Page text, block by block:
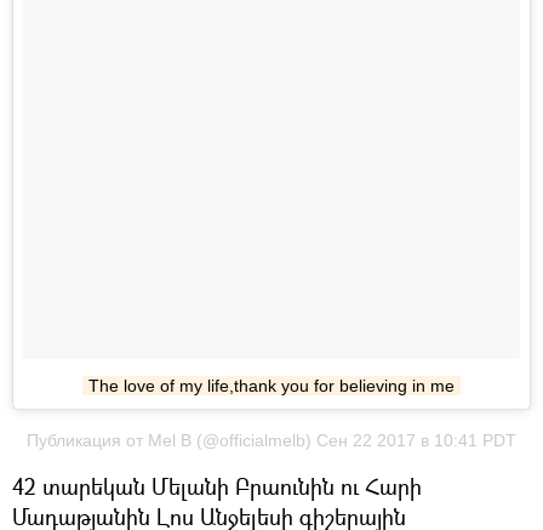
The love of my life,thank you for believing in me
Публикация от Mel B (@officialmelb) Сен 22 2017 в 10:41 PDT
42 տարեկան Մելանի Բրաունին ու Հարի
Մադաթյանին Լոս Անջելեսի գիշերային